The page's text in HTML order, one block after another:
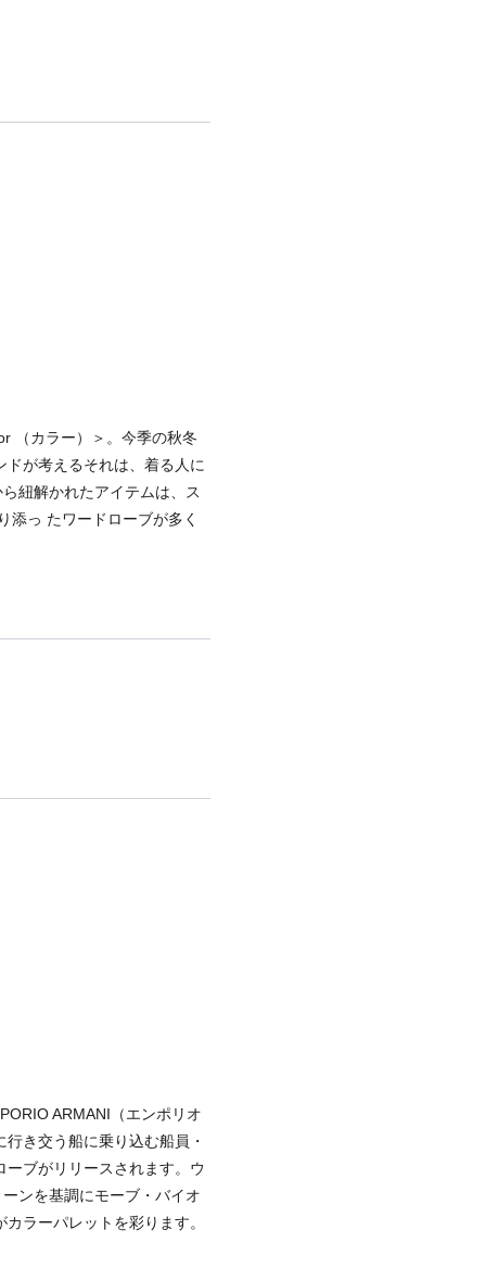
（カラー）＞。今季の秋冬
ドが考えるそれは、着る人に
紐解かれたアイテムは、ス
添っ たワードローブが多く
ARMANI（エンポリオ
き交う船に乗り込む船員・
ブがリリースされます。ウ
ンを基調にモーブ・バイオ
ラーパレットを彩ります。